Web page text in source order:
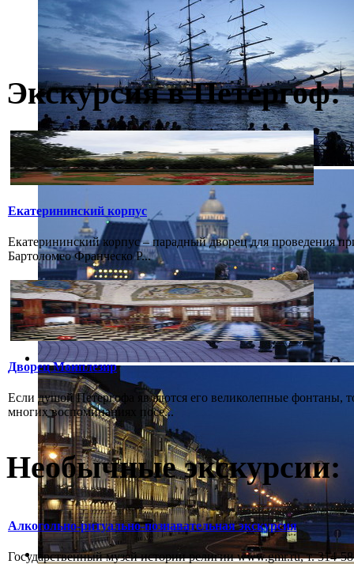
Экскурсия в Петергоф:
Екатерининский корпус
Екатерининский корпус – парадный дворец для проведения
Бартоломео Франческо Р...
Дворец Монплезир
Если душой Петергофа являются его великолепные фонтаны,
многих воспоминаниях посе...
Необычные экскурсии:
Алкогольно-ритуально-познавательная экскурсия
Государственный музей истории религии www.gmr.ru, т. 314-